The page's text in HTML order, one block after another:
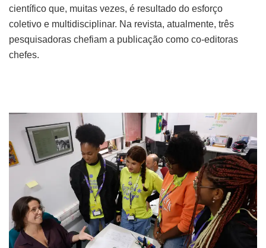
científico que, muitas vezes, é resultado do esforço
coletivo e multidisciplinar. Na revista, atualmente, três
pesquisadoras chefiam a publicação como co-editoras
chefes.